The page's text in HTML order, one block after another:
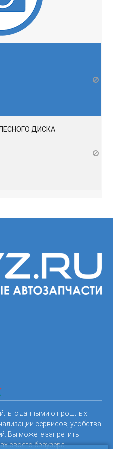
ДИСКА
с данными о прошлых
сервисов, удобства
Вы можете запретить
своего браузера.